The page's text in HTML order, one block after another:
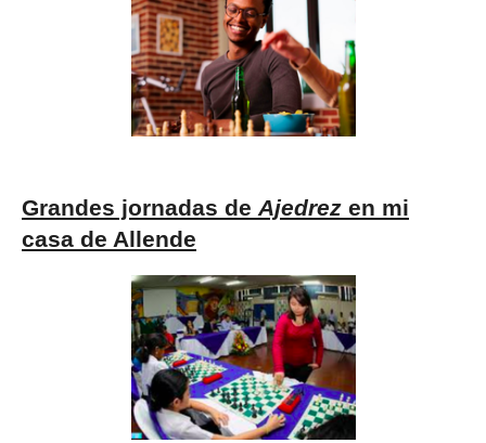
Grandes jornadas deAjedrez en mi
casa de Allende